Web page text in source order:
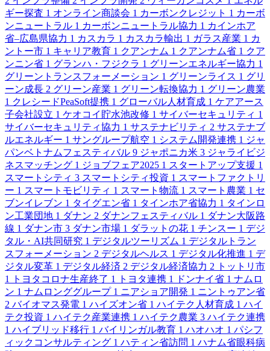
ギー探査 1 オンライン商談会 1 カーボンクレジット 1 カーボ
ンニュートラル 1 カーボンニュートラル協力 1 カインホア
省–広島県協力 1 カスカラ 1 カスカラ輸出 1 ガラス産業 1 カ
ントー市 1 キャリア教育 1 クアンナム 1 クアンナム省 1 クア
ンニン省 1 グランハ・フジクラ 1 グリーンエネルギー協力 1
グリーントランスフォーメーション 1 グリーンライス 1 グリ
ーン成長 2 グリーン産業 1 グリーン転換協力 1 グリーン農業
1 クレシードPeaSoft提携 1 グローバル人材育成 1 ケアアース
子会社設立 1 ケオコイ貯水池改修 1 サイバーセキュリティ 1
サイバーセキュリティ協力 1 サステナビリティ 2 サステナブ
ルエネルギー 1 サングループ航空 1 システム開発連携 1 ジャ
パンベトナムフェスティバル 9 ジャポニカ米 3 ジャライビジ
ネスマッチング 1 ジョブフェア2025 1 スタートアップ支援 1
スマートシティ 3 スマートシティ投資 1 スマートファクトリ
ー 1 スマートモビリティ 1 スマート物流 1 スマート農業 1 セ
ブンイレブン 1 タイグエン省 1 タインホア省協力 1 タインロ
ン工業団地 1 ダナン 2 ダナンフェスティバル 1 ダナン大阪路
線 1 ダナン市 3 ダナン市場 1 ダラットの花 1 チンスー 1 デジ
タル・AI共同研究 1 デジタルツーリズム 1 デジタルトラン
スフォーメーション 2 デジタルヘルス 1 デジタル化推進 1 デ
ジタル変革 1 デジタル経済 2 デジタル経済協力 2
トットリ市
1
トヨタコロナ生産終了 1 トヨタ連携 1 ドンナイ省 1 ナムロ
ン 1 ナムロンググループ 1 ニアショア開発 1 ニントゥアン省
2 バイオマス発電 1 ハイズオン省 1 ハイテク人材育成 1 ハイ
テク投資 1 ハイテク産業連携 1 ハイテク農業 3 ハイテク連携
1 ハイブリッド移行 1 バイリンガル教育 1 ハオハオ 1 パシフ
ィックコンサルティング 1 ハティン省訪問 1 ハナム省眼科病